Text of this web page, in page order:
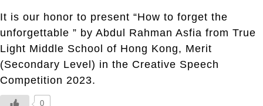
It is our honor to present “How to forget the
unforgettable ” by Abdul Rahman Asfia from True
Light Middle School of Hong Kong, Merit
(Secondary Level) in the Creative Speech
Competition 2023.
0